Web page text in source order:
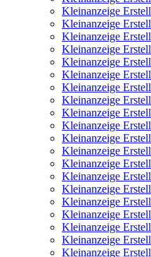
Kleinanzeige
Kleinanzeige
Kleinanzeige
Kleinanzeige
Kleinanzeige
Kleinanzeige
Kleinanzeige
Kleinanzeige
Kleinanzeige
Kleinanzeige
Kleinanzeige
Kleinanzeige
Kleinanzeige
Kleinanzeige
Kleinanzeige
Kleinanzeige
Kleinanzeige
Kleinanzeige
Kleinanzeige
Kleinanzeige